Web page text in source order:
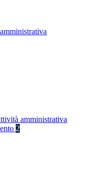
amministrativa
2